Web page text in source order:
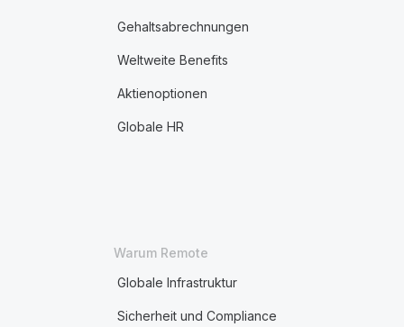
Gehaltsabrechnungen
Weltweite Benefits
Aktienoptionen
Globale HR
Warum Remote
Globale Infrastruktur
Sicherheit und Compliance